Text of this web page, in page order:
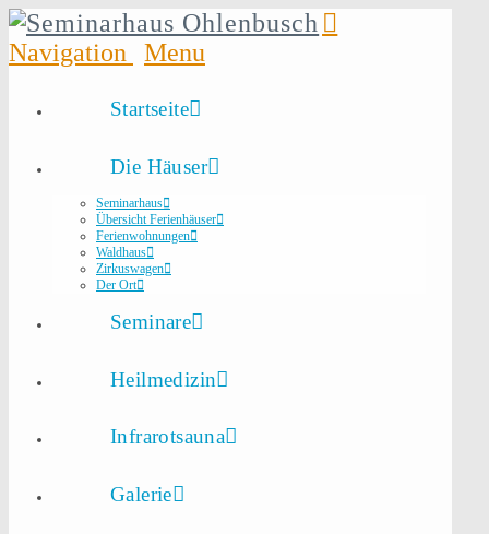
Navigation
Startseite
Die Häuser
Seminarhaus
Übersicht Ferienhäuser
Ferienwohnungen
Waldhaus
Zirkuswagen
Der Ort
Seminare
Heilmedizin
Infrarotsauna
Galerie